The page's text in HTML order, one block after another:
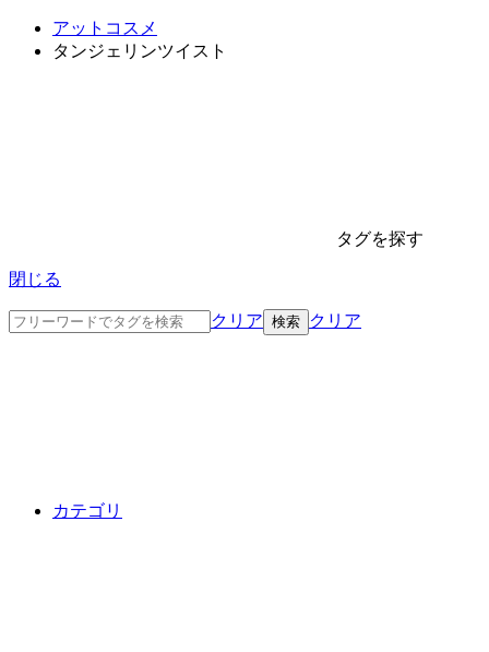
アットコスメ
タンジェリンツイスト
タグを探す
閉じる
クリア クリア
カテゴリ